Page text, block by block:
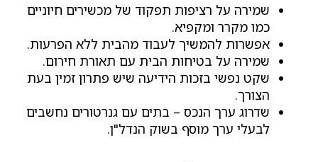
שמירה על רציפות תפקוד של מכשירים חיוניים
כמו מקרר ומקפיא.
אפשרות להמשיך לעבוד מהבית ללא הפרעות.
שמירה על בטיחות הבית עם תאורת חירום.
שקט נפשי בזכות הידיעה שיש פתרון זמין בעת
הצורך.
שדרוג ערך הנכס – בתים עם גנרטורים נחשבים
לבעלי ערך מוסף בשוק הנדל"ן.